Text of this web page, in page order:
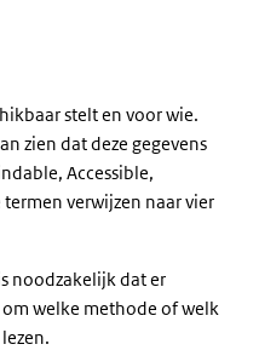
stelt en voor wie.
zien dat deze gegevens
Accessible,
verwijzen naar vier
noodzakelijk dat er
welke methode of welk